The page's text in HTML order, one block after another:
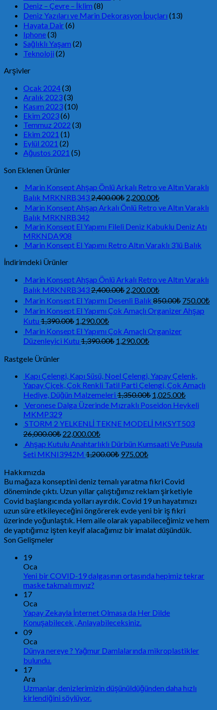
Deniz – Çevre – İklim (8)
Deniz Yazıları ve Marin Dekorasyon İpuçları (13)
Hayata Dair(6)
Iphone(3)
Sağlıklı Yaşam (2)
Teknoloji (2)
Arşivler
Ocak 2024(3)
Aralık 2023(3)
Kasım 2023(10)
Ekim 2023(6)
Temmuz 2022 (3)
Ekim 2021 (1)
Eylül 2021 (2)
Ağustos 2021 (5)
Son Eklenen Ürünler
Marin Konsept Ahşap Önlü Arkalı Retro ve Altın Varaklı
Balık MRKNRB3432,400.00₺ 2,200.00₺
Marin Konsept Ahşap Arkalı Önlü Retro ve Altın Varaklı
Balık MRKNRB342
Marin Konsept El Yapımı Fileli Deniz Kabuklu Deniz Atı
MRKNDA908
Marin Konsept El Yapımı Retro Altın Varaklı 3’lü Balık
İndirimdeki Ürünler
Marin Konsept Ahşap Önlü Arkalı Retro ve Altın Varaklı
Balık MRKNRB3432,400.00₺ 2,200.00₺
Marin Konsept El Yapımı Desenli Balık 850.00₺ 750.00₺
Marin Konsept El Yapımı Çok Amaçlı Organizer Ahşap
Kutu 1,390.00₺ 1,290.00₺
Marin Konsept El Yapımı Çok Amaçlı Organizer
Düzenleyici Kutu 1,390.00₺ 1,290.00₺
Rastgele Ürünler
Kapı Çelengi, Kapı Süsü, Noel Çelengi, Yapay Çelenk,
Yapay Çiçek, Çok Renkli Tatil Parti Çelengi, Çok Amaçlı
Hediye, Düğün Malzemeleri 1,350.00₺ 1,025.00₺
Veronese Dalga Üzerinde Mızraklı Poseidon Heykeli
MKMP329
STORM 2 YELKENLİ TEKNE MODELİ MKSYT503
26,000.00₺ 22,000.00₺
Ahşap Kutulu Anahtarlıklı Dürbün Kumsaati Ve Pusula
Seti MKNI3942M 1,200.00₺ 975.00₺
Hakkımızda
Bu mağaza konseptini deniz temalı yaratma fikri Covid
döneminde çıktı. Uzun yıllar çalıştığımız reklam şirketiyle
Covid başlangıcında yolları ayırdık. Covid 19 un hayatımızı
uzun süre etkileyeceğini öngörerek evde yeni bir iş fikri
üzerinde yoğunlaştık. Hem aile olarak yapabileceğimiz ve hem
de yaptığımız işten keyif alacağımız bir imalat düşündük.
Son Gelişmeler
19
Oca
Yeni bir COVID-19 dalgasının ortasında hepimiz tekrar
maske takmalı mıyız?
17
Oca
Yapay Zekayla İnternet Olmasa da Her Dilde
Konuşabilecek , Anlayabileceksiniz.
09
Oca
Dünya nereye ? Yağmur Damlalarında mikroplastikler
bulundu.
17
Ara
Uzmanlar, denizlerimizin düşünüldüğünden daha hızlı
kirlendiğini söylüyor.